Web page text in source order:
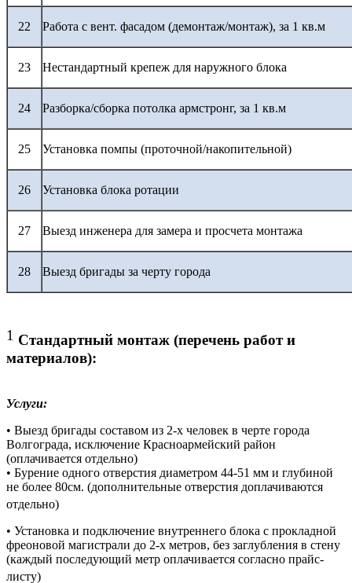
22 Работа с вент. фасадом (демонтаж/монтаж), за 1 кв.м
23 Нестандартный крепеж для наружного блока
24 Разборка/сборка потолка армстронг, за 1 кв.м
25 Установка помпы (проточной/накопительной)
26 Установка блока ротации
27 Выезд инженера для замера и просчета монтажа
28 Выезд бригады за черту города
1 Стандартный монтаж (перечень работ и
материалов):
Услуги:
• Выезд бригады составом из 2-х человек в черте города
Волгограда, исключение Красноармейский район
(оплачивается отдельно)
• Бурение одного отверстия диаметром 44-51 мм и глубиной
не более 80см. (дополнительные отверстия доплачиваются
отдельно)
• Установка и подключение внутреннего блока с прокладной
фреоновой магистрали до 2-х метров, без заглубления в стену
(каждый последующий метр оплачивается согласно прайс-
листу)